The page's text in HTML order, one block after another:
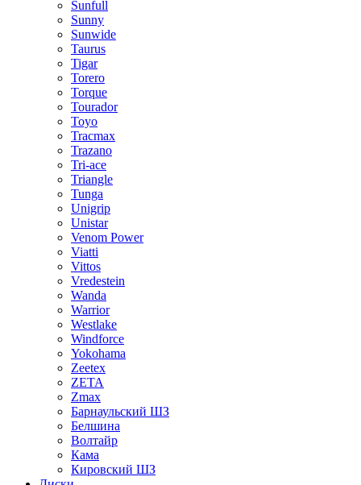
Sunfull
Sunny
Sunwide
Taurus
Tigar
Torero
Torque
Tourador
Toyo
Tracmax
Trazano
Tri-ace
Triangle
Tunga
Unigrip
Unistar
Venom Power
Viatti
Vittos
Vredestein
Wanda
Warrior
Westlake
Windforce
Yokohama
Zeetex
ZETA
Zmax
Барнаульский ШЗ
Белшина
Волтайр
Кама
Кировский ШЗ